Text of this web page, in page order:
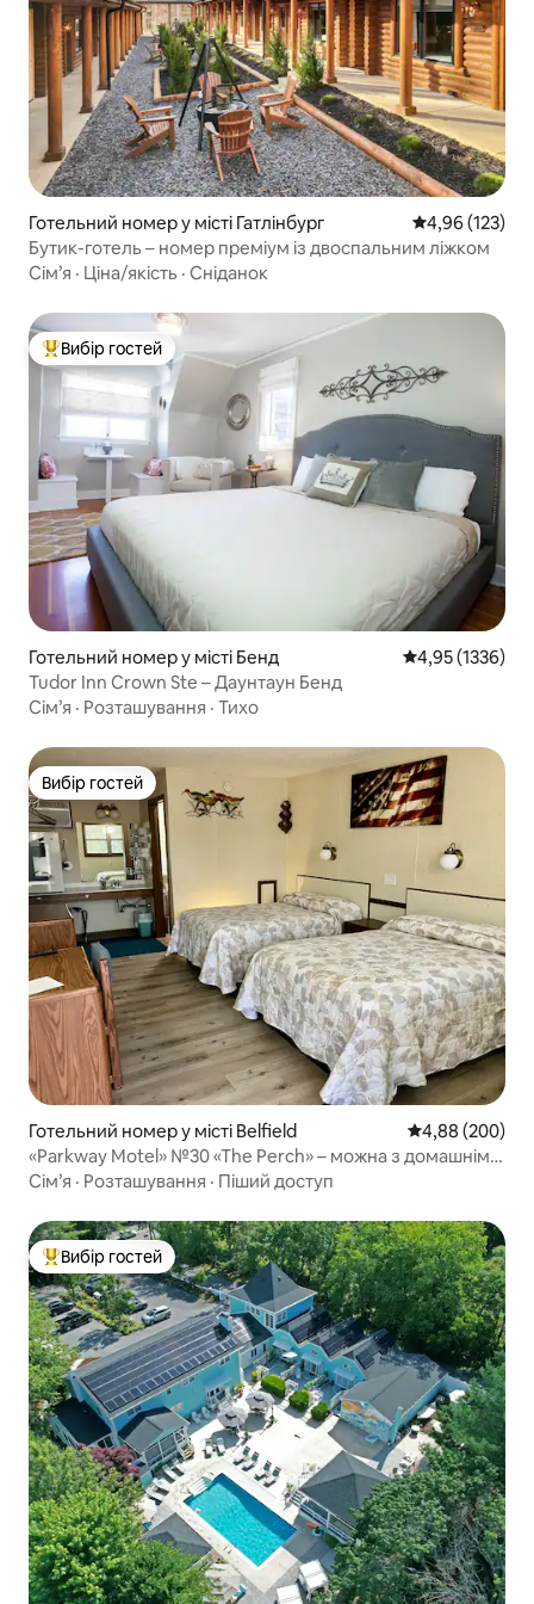
Готельний номер у місті Гатлінбург Середня
4,96 (123)
Бутик-готель – номер преміум із двоспальним ліжком
Сім’я · Ціна/якість · Сніданок
Топ вибір гостей
Вибір гостей
Готельний номер у місті Бенд Середня
4,95 (1336)
Tudor Inn Crown Ste – Даунтаун Бенд
Сім’я · Розташування · Тихо
Вибір гостей
Вибір гостей
Готельний номер у місті Belfield Середня
4,88 (200)
«Parkway Motel» №30 «The Perch» – можна з домашніми
тваринами
Сім’я · Розташування · Піший доступ
Топ вибір гостей
Вибір гостей